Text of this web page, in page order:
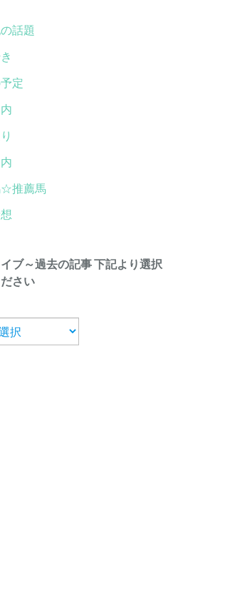
話題
定
推薦馬
ブ～過去の記事 下記より選択
さい